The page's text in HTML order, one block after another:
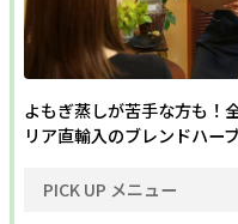
よもぎ蒸しが苦手な方も！
リア直輸入のブレンドハー
PICK UP メニュー